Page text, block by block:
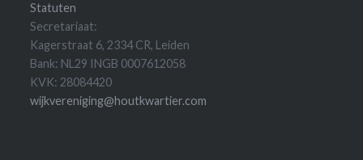
Statuten
Secretariaat:
Kagerstraat 6, 2334 CR, Leiden
Bank: NL29 INGB 0007612058
KVK: 28084420
wijkvereniging@houtkwartier.com